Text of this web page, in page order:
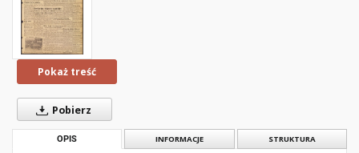
Pokaż treść
Pobierz
OPIS INFORMACJE STRUKTURA